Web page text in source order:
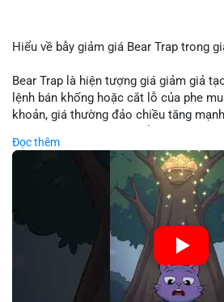
Hiểu về bẫy giảm giá Bear Trap trong
Bear Trap là hiện tượng giá giảm giả
lệnh bán khống hoặc cắt lỗ của phe
khoản, giá thường đảo chiều tăng
hóa điểm vào lệnh.
🎥 Xem video trực tiếp tại:
Nguồn: Cú Thông Thái
Đọc thêm